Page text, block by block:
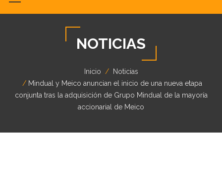
NOTICIAS
Inicio
Noticias
Mindual y Meico anuncian el inicio de una nueva etapa
conjunta tras la adquisición de Grupo Mindual de la mayoría
accionarial de Meico